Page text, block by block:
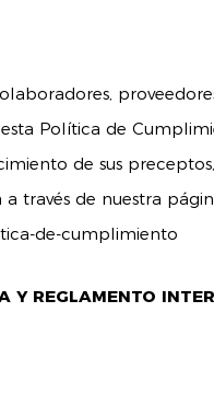
Política de
de sus
través de nuestra
de-cumplimiento
Y REGLAMENTO